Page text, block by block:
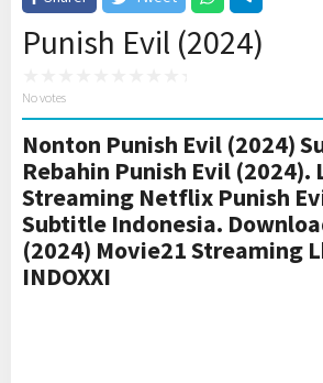
Punish Evil (2024)
No votes
Nonton Punish Evil (2024)
Rebahin Punish Evil (2024).
Streaming Netflix Punish
Subtitle Indonesia.
(2024) Movie21 Streaming
INDOXXI